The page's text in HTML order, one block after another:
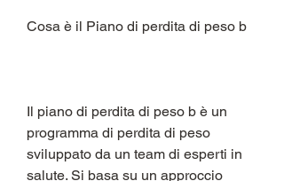
Cosa è il Piano di perdita di peso b
Il piano di perdita di peso b è un
programma di perdita di peso
sviluppato da un team di esperti in
salute. Si basa su un approccio